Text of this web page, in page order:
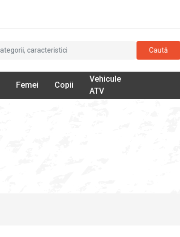
Caută
Femei Copii
Vehicule
ATV